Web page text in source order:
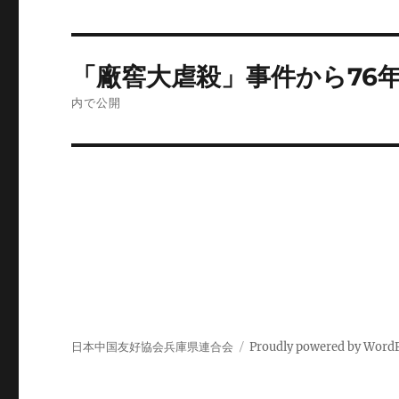
稿
ン
「廠窖大虐殺」事件から76
内で公開
日本中国友好協会兵庫県連合会 Proudly powered by